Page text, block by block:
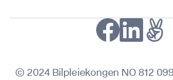
Personvern
© 2024 Bilpleiekongen NO 812